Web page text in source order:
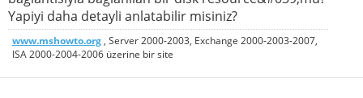
Yapiyi daha detayli anlatabilir misiniz?
www.mshowto.org , Server 2000-2003, Exchange 2000-2003-2007,
ISA 2000-2004-2006 üzerine bir site